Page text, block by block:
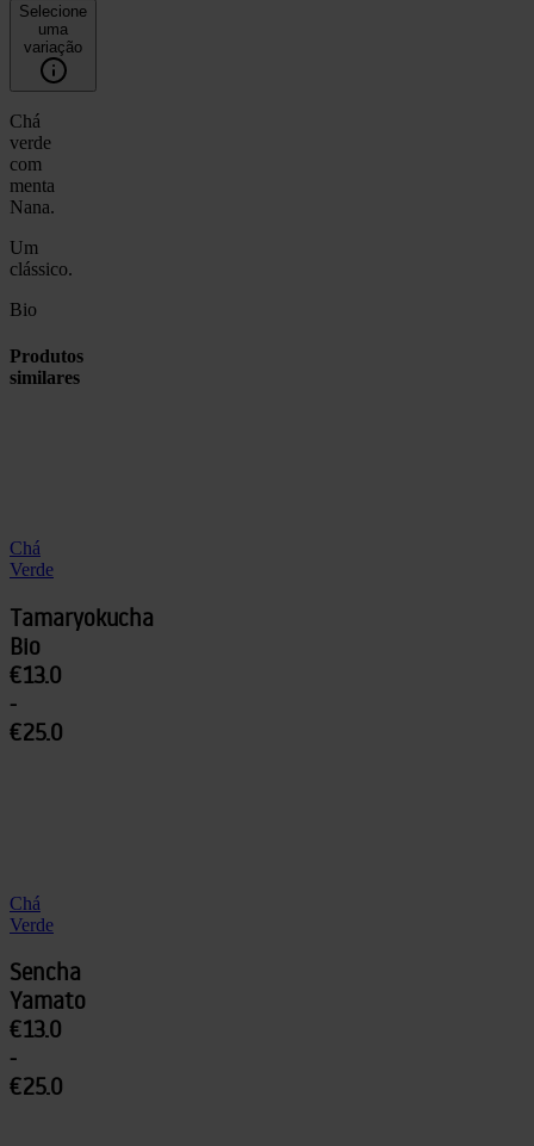
Selecione
uma
variação
Chá
verde
com
menta
Nana.
Um
clássico.
Bio
Produtos
similares
Chá
Verde
Tamaryokucha
Bio
€13.0
-
€25.0
Chá
Verde
Sencha
Yamato
€13.0
-
€25.0